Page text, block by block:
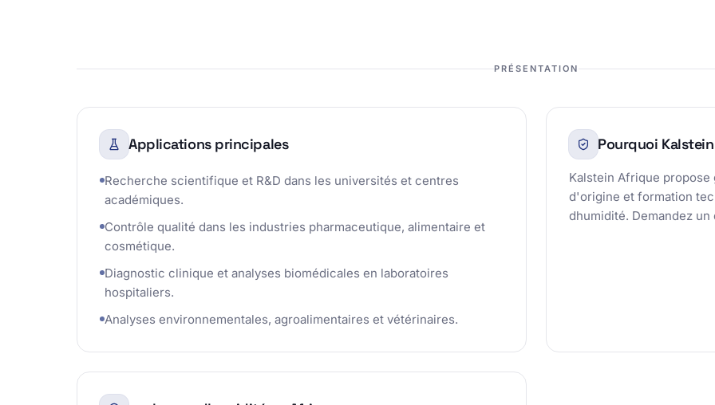
PRÉSENTATION
Applications principales
Recherche scientifique et R&D dans les universités et centres
académiques.
Contrôle qualité dans les industries pharmaceutique, alimentaire et
cosmétique.
Diagnostic clinique et analyses biomédicales en laboratoires
hospitaliers.
Analyses environnementales, agroalimentaires et vétérinaires.
Pourquoi
Kalstein Afrique
d'origine et formation
dhumidité. Demandez